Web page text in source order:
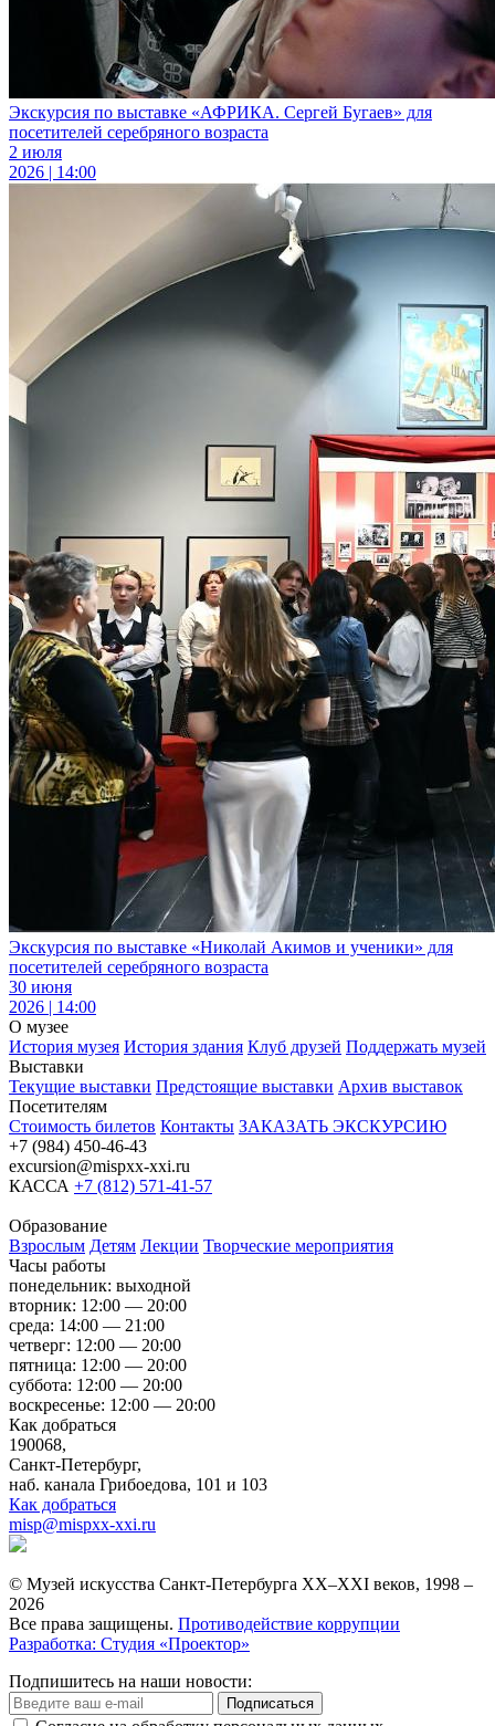
Экскурсия по выставке «АФРИКА. Сергей Бугаев» для
посетителей серебряного возраста
2 июля
2026 | 14:00
Экскурсия по выставке «Николай Акимов и ученики» для
посетителей серебряного возраста
30 июня
2026 | 14:00
О музее
История музея История здания Клуб друзей Поддержать музей
Выставки
Текущие выставки Предстоящие выставки Архив выставок
Посетителям
Стоимость билетов Контакты ЗАКАЗАТЬ ЭКСКУРСИЮ
+7 (984) 450-46-43
excursion@mispxx-xxi.ru
КАССА +7 (812) 571-41-57
Образование
Взрослым Детям Лекции Творческие мероприятия
Часы работы
понедельник: выходной
вторник: 12:00 — 20:00
среда: 14:00 — 21:00
четверг: 12:00 — 20:00
пятница: 12:00 — 20:00
суббота: 12:00 — 20:00
воскресенье: 12:00 — 20:00
Как добраться
190068,
Санкт-Петербург,
наб. канала Грибоедова, 101 и 103
Как добраться
misp@mispxx-xxi.ru
© Музей искусства Санкт-Петербурга XX–XXI веков, 1998 –
2026
Все права защищены. Противодействие коррупции
Разработка: Студия «Проектор»
Подпишитесь на наши новости:
Подписаться